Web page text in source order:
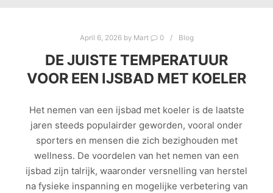
April 6, 2026by Mart 0 Blog
DE JUISTE TEMPERATUUR
VOOR EEN IJSBAD MET KOELER
Het nemen van een ijsbad met koeler is de laatste
jaren steeds populairder geworden, vooral onder
sporters en mensen die zich bezighouden met
wellness. De voordelen van het nemen van een
ijsbad zijn talrijk, waaronder versnelling van herstel
na fysieke inspanning en mogelijke verbetering van